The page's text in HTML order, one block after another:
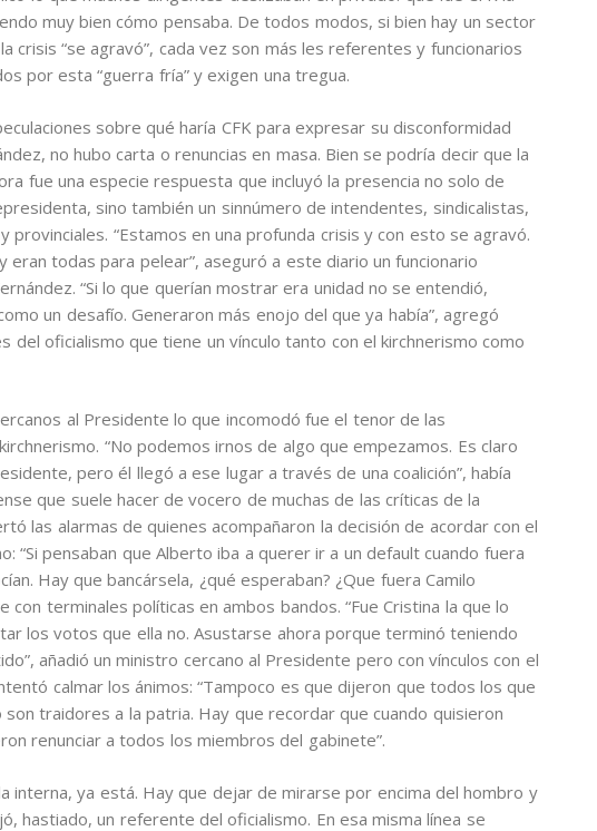
muy bien cómo pensaba. De todos modos, si bien hay un sector
crisis “se agravó”, cada vez son más les referentes y funcionarios
por esta “guerra fría” y exigen una tregua.
sobre qué haría CFK para expresar su disconformidad
no hubo carta o renuncias en masa. Bien se podría decir que la
fue una especie respuesta que incluyó la presencia no solo de
sino también un sinnúmero de intendentes, sindicalistas,
provinciales. “Estamos en una profunda crisis y con esto se agravó.
todas para pelear”, aseguró a este diario un funcionario
“Si lo que querían mostrar era unidad no se entendió,
un desafío. Generaron más enojo del que ya había”, agregó
del oficialismo que tiene un vínculo tanto con el kirchnerismo como
al Presidente lo que incomodó fue el tenor de las
“No podemos irnos de algo que empezamos. Es claro
pero él llegó a ese lugar a través de una coalición”, había
que suele hacer de vocero de muchas de las críticas de la
las alarmas de quienes acompañaron la decisión de acordar con el
“Si pensaban que Alberto iba a querer ir a un default cuando fuera
Hay que bancársela, ¿qué esperaban? ¿Que fuera Camilo
con terminales políticas en ambos bandos. “Fue Cristina la que lo
los votos que ella no. Asustarse ahora porque terminó teniendo
añadió un ministro cercano al Presidente pero con vínculos con el
calmar los ánimos: “Tampoco es que dijeron que todos los que
traidores a la patria. Hay que recordar que cuando quisieron
renunciar a todos los miembros del gabinete”.
interna, ya está. Hay que dejar de mirarse por encima del hombro y
hastiado, un referente del oficialismo. En esa misma línea se